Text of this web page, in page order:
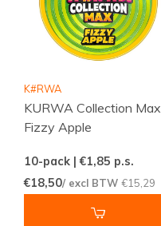
K#RWA
KURWA Collection Max
Fizzy Apple
10-pack | €1,85 p.s.
€18,50/ excl BTW €15,29